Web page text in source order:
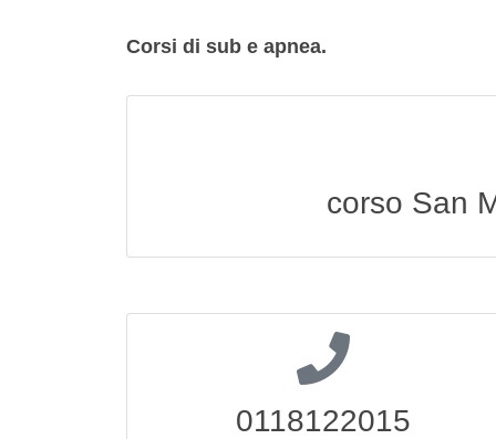
Corsi di sub e apnea.
corso San
0118122015